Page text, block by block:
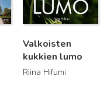
Valkoisten
kukkien lumo
Riina Hifumi